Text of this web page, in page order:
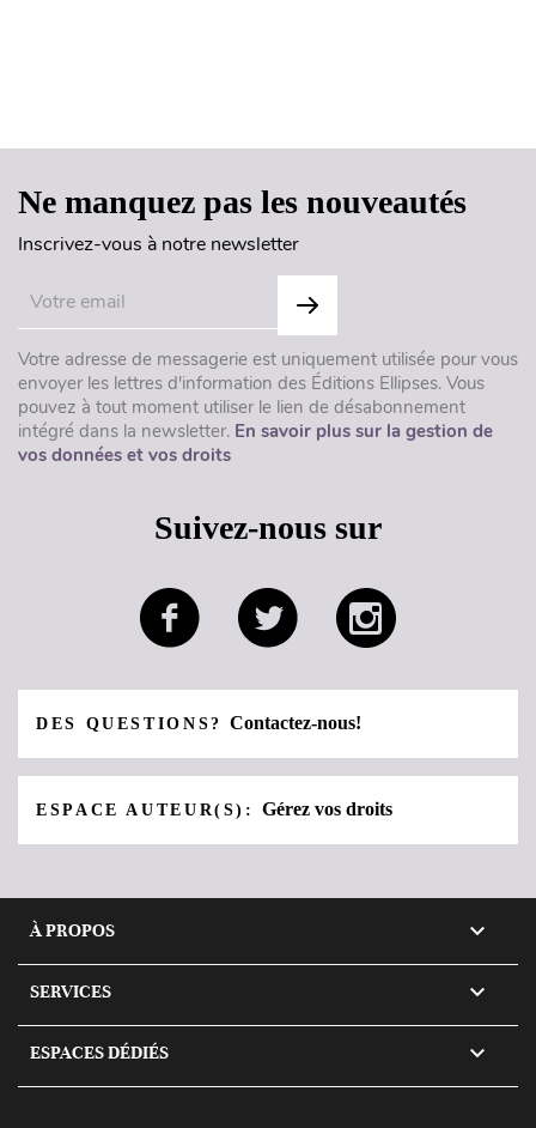
Ne manquez pas les nouveautés
Inscrivez-vous à notre newsletter
Votre adresse de messagerie est uniquement utilisée pour vous
envoyer les lettres d'information des Éditions Ellipses. Vous
pouvez à tout moment utiliser le lien de désabonnement
intégré dans la newsletter. En savoir plus sur la gestion de
vos données et vos droits
Suivez-nous sur
DES QUESTIONS?Contactez-nous!
ESPACE AUTEUR(S):Gérez vos droits
À PROPOS 
SERVICES 
ESPACES DÉDIÉS 